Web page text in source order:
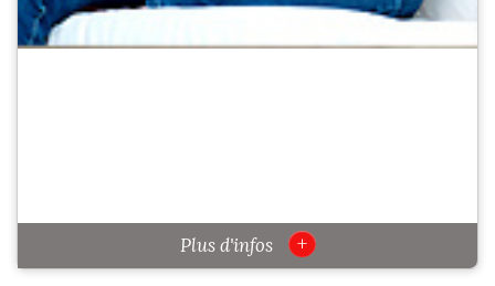
Plus d'infos +